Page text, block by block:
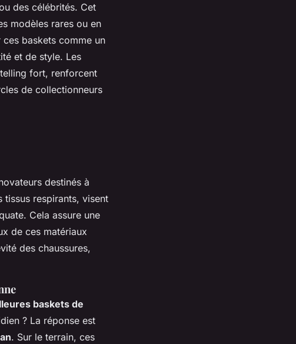
des célébrités. Cet
modèles rares ou en
baskets comme un
et de style. Les
fort, renforcent
de collectionneurs
destinés à
tissus respirants, visent
Cela assure une
de ces matériaux
des chaussures,
baskets de
? La réponse est
. Sur le terrain, ces